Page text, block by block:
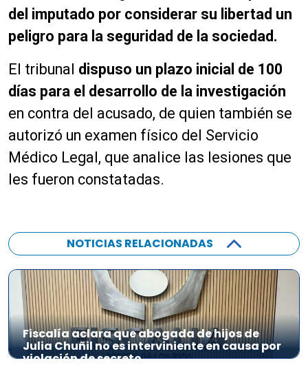
del imputado por considerar su libertad un
peligro para la seguridad de la sociedad.
El tribunal dispuso un plazo inicial de 100
días para el desarrollo de la investigación
en contra del acusado, de quien también se
autorizó un examen físico del Servicio
Médico Legal, que analice las lesiones que
les fueron constatadas.
NOTICIAS RELACIONADAS
Fiscalía aclara que abogada de hijos de
Julia Chuñil no es interviniente en causa por
violación de secreto